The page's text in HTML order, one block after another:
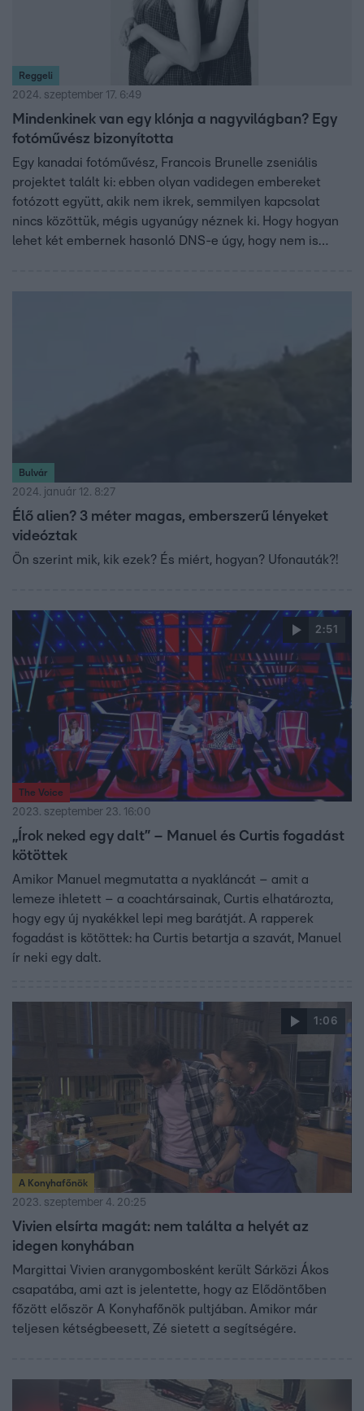
Reggeli
2024. szeptember 17. 6:49
Mindenkinek van egy klónja a nagyvilágban? Egy
fotóművész bizonyította
Egy kanadai fotóművész, Francois Brunelle zseniális
projektet talált ki: ebben olyan vadidegen embereket
fotózott együtt, akik nem ikrek, semmilyen kapcsolat
nincs közöttük, mégis ugyanúgy néznek ki. Hogy hogyan
lehet két embernek hasonló DNS-e úgy, hogy nem is
Bulvár
2024. január 12. 8:27
Élő alien? 3 méter magas, emberszerű lényeket
videóztak
Ön szerint mik, kik ezek? És miért, hogyan? Ufonauták?!
2:51
The Voice
2023. szeptember 23. 16:00
„Írok neked egy dalt” – Manuel és Curtis fogadást
kötöttek
Amikor Manuel megmutatta a nyakláncát – amit a
lemeze ihletett – a coachtársainak, Curtis elhatározta,
hogy egy új nyakékkel lepi meg barátját. A rapperek
fogadást is kötöttek: ha Curtis betartja a szavát, Manuel
ír neki egy dalt.
1:06
A Konyhafőnök
2023. szeptember 4. 20:25
Vivien elsírta magát: nem találta a helyét az
idegen konyhában
Margittai Vivien aranygombosként került Sárközi Ákos
csapatába, ami azt is jelentette, hogy az Elődöntőben
főzött először A Konyhafőnök pultjában. Amikor már
teljesen kétségbeesett, Zé sietett a segítségére.